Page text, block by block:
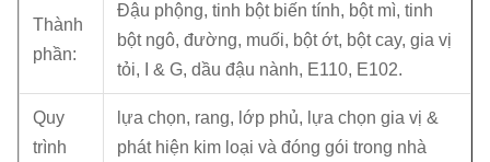
Thành
phần:
Đậu phộng, tinh bột biến tính, bột mì, tinh
bột ngô, đường, muối, bột ớt, bột cay, gia vị
tỏi, I & G, dầu đậu nành, E110, E102.
Quy
trình
lựa chọn, rang, lớp phủ, lựa chọn gia vị &
phát hiện kim loại và đóng gói trong nhà